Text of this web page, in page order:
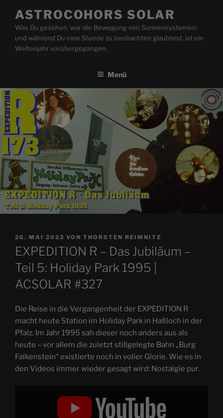
Inhalt
springen
ASTROCOHORS SOLAR
Was Du gesehen, war die Bewegung von Sonnensystemen,
und während Du eine Stunde zu beobachten glaubtest, ist ein
Weltenjahr vorübergegangen.
Menü
VERÖFFENTLICHT
AM
26. MAI 2023 VON THORSTEN REIMNITZ
EXPEDITION R – Das Jubiläum –
Teil 5: Holiday Park 1995 |
ACSOLAR #327
Die Reise in die Vergangenheit der EXPEDITION R
macht heute Station im Holiday Park in Haßloch in der
Pfalz. Im Jahr 1995 sah dieser noch anders aus als
heute – vor allem die zuletzt stillgelegte Bahn „Burg
Falkenstein“ existierte noch in voller Glorie. Wie es in
den Videos immer wieder gesagt wird: Nostalgie pur.